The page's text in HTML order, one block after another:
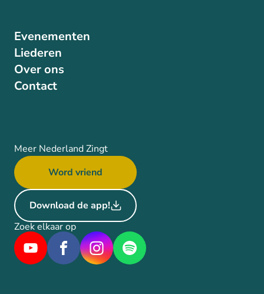
Evenementen
Liederen
Over ons
Contact
Meer Nederland Zingt
Word vriend
Download de app!
Zoek elkaar op